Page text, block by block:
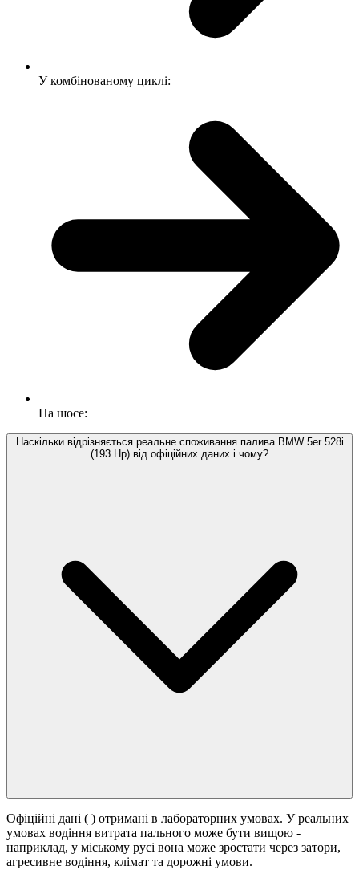
У комбінованому циклі:
На шосе:
Наскільки відрізняється реальне споживання палива BMW 5er 528i
(193 Hp) від офіційних даних і чому?
Офіційні дані ( ) отримані в лабораторних умовах. У реальних
умовах водіння витрата пального може бути вищою -
наприклад, у міському русі вона може зростати через затори,
агресивне водіння, клімат та дорожні умови.